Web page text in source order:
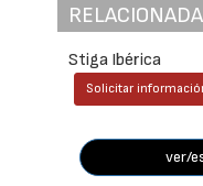
Stiga Ibérica
Solicitar
ver/